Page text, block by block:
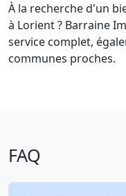
À la recherche d'un
à Lorient ? Barraine
service complet,
communes proches.
FAQ